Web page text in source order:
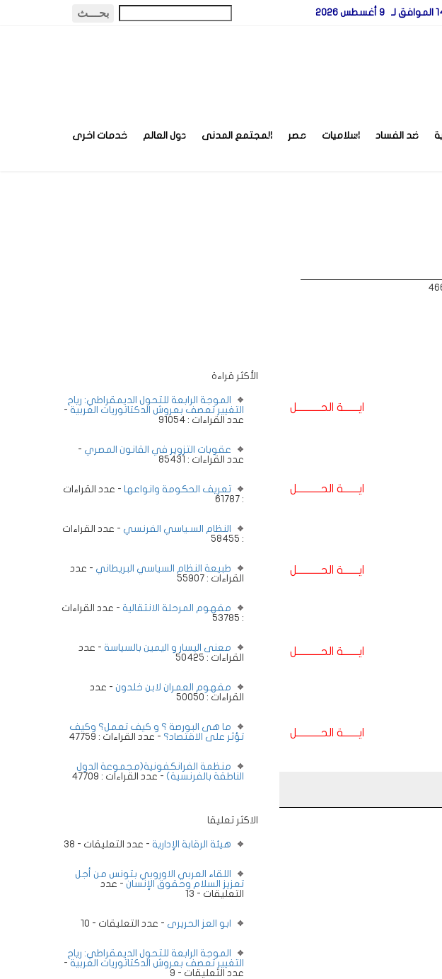
ضد الفساد اسلاميات مصر المجتمع المدنى دول العالم خدمات اخرى
ايـــــــة الحـــــــــــل
ايـــــــة الحـــــــــــل
ايـــــــة الحـــــــــــل
ايـــــــة الحـــــــــــل
ايـــــــة الحـــــــــــل
الأكثر قراءة
الموجة الرابعة للتحول الديمقراطي: رياح
التغيير تعصف بعروش الدكتاتوريات العربية -
عدد القراءات : 91054
عقوبات التزوير في القانون المصري -
عدد القراءات : 85431
تعريف الحكومة وانواعها - عدد القراءات
: 61787
النظام السـياسي الفرنسي - عدد القراءات
: 58455
طبيعة النظام السياسي البريطاني - عدد
القراءات : 55907
مفهوم المرحلة الانتقالية - عدد القراءات
: 53785
معنى اليسار و اليمين بالسياسة - عدد
القراءات : 50425
مفهوم العمران لابن خلدون - عدد
القراءات : 50050
ما هى البورصة ؟ و كيف تعمل؟ وكيف
تؤثر على الاقتصاد؟ - عدد القراءات : 47759
منظمة الفرانكفونية(مجموعة الدول
الناطقة بالفرنسية) - عدد القراءات : 47709
الاكثر تعليقا
هيئة الرقابة الإدارية - عدد التعليقات - 38
اللقاء العربي الاوروبي بتونس من أجل
تعزيز السلام وحقوق الإنسان - عدد
التعليقات - 13
ابو العز الحريرى - عدد التعليقات - 10
الموجة الرابعة للتحول الديمقراطي: رياح
التغيير تعصف بعروش الدكتاتوريات العربية -
عدد التعليقات - 9